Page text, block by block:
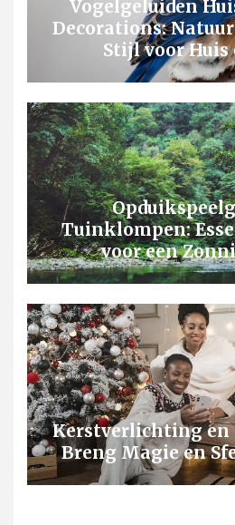
Vogelgeluiden
Decorations:
Stijl voor Huis
Tuinklompen:
voor een
Kerstverlichting en
Breng Magie en